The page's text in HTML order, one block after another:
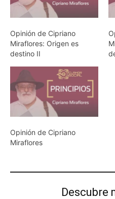
Opinión de Cipriano
Miraflores: Origen es
destino II
Opinión de Cipriano
Miraflores
Descubre